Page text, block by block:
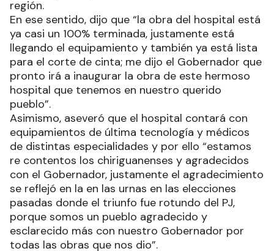
región.
En ese sentido, dijo que “la obra del hospital está
ya casi un 100% terminada, justamente está
llegando el equipamiento y también ya está lista
para el corte de cinta; me dijo el Gobernador que
pronto irá a inaugurar la obra de este hermoso
hospital que tenemos en nuestro querido
pueblo”.
Asimismo, aseveró que el hospital contará con
equipamientos de última tecnología y médicos
de distintas especialidades y por ello “estamos
re contentos los chiriguanenses y agradecidos
con el Gobernador, justamente el agradecimiento
se reflejó en la en las urnas en las elecciones
pasadas donde el triunfo fue rotundo del PJ,
porque somos un pueblo agradecido y
esclarecido más con nuestro Gobernador por
todas las obras que nos dio”.